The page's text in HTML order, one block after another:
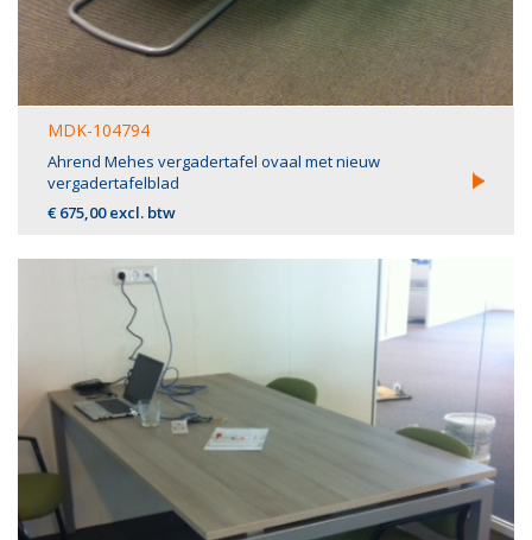
MDK-104794
Ahrend Mehes vergadertafel ovaal met nieuw
vergadertafelblad
€ 675,00 excl. btw